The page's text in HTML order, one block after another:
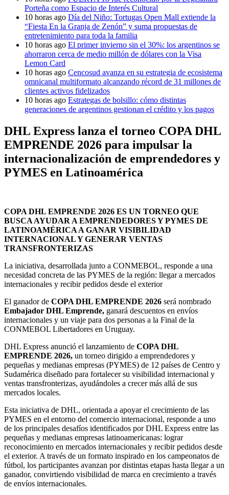
Porteña como Espacio de Interés Cultural
10 horas ago Día del Niño: Tortugas Open Mall extiende la
“Fiesta En la Granja de Zenón” y suma propuestas de
entretenimiento para toda la familia
10 horas ago El primer invierno sin el 30%: los argentinos se
ahorraron cerca de medio millón de dólares con la Visa
Lemon Card
10 horas ago Cencosud avanza en su estrategia de ecosistema
omnicanal multiformato alcanzando récord de 31 millones de
clientes activos fidelizados
10 horas ago Estrategas de bolsillo: cómo distintas
generaciones de argentinos gestionan el crédito y los pagos
DHL Express lanza el torneo COPA DHL
EMPRENDE 2026 para impulsar la
internacionalización de emprendedores y
PYMES en Latinoamérica
COPA DHL EMPRENDE 2026 ES UN TORNEO QUE
BUSCA AYUDAR A EMPRENDEDORES Y PYMES DE
LATINOAMÉRICA A GANAR VISIBILIDAD
INTERNACIONAL Y GENERAR VENTAS
TRANSFRONTERIZAS
La iniciativa, desarrollada junto a CONMEBOL, responde a una
necesidad concreta de las PYMES de la región: llegar a mercados
internacionales y recibir pedidos desde el exterior
El ganador de COPA DHL EMPRENDE 2026 será nombrado
Embajador DHL Emprende, ganará descuentos en envíos
internacionales y un viaje para dos personas a la Final de la
CONMEBOL Libertadores en Uruguay.
DHL Express anunció el lanzamiento de COPA DHL
EMPRENDE 2026, un torneo dirigido a emprendedores y
pequeñas y medianas empresas (PYMES) de 12 países de Centro y
Sudamérica diseñado para fortalecer su visibilidad internacional y
ventas transfronterizas, ayudándoles a crecer más allá de sus
mercados locales.
Esta iniciativa de DHL, orientada a apoyar el crecimiento de las
PYMES en el entorno del comercio internacional, responde a uno
de los principales desafíos identificados por DHL Express entre las
pequeñas y medianas empresas latinoamericanas: lograr
reconocimiento en mercados internacionales y recibir pedidos desde
el exterior. A través de un formato inspirado en los campeonatos de
fútbol, los participantes avanzan por distintas etapas hasta llegar a un
ganador, convirtiendo visibilidad de marca en crecimiento a través
de envíos internacionales.